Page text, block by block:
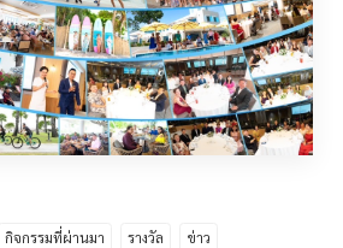
กิจกรรมที่ผ่านมา รางวัล ข่าว